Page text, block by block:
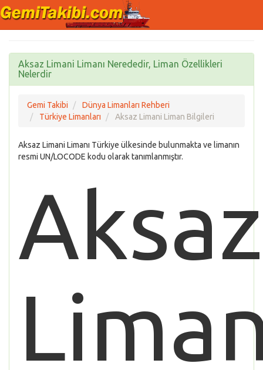
Aksaz Limani Limanı Nerededir, Liman Özellikleri
Nelerdir
Gemi Takibi
Dünya Limanları Rehberi
Türkiye Limanları
Aksaz Limani Liman Bilgileri
Aksaz Limani Limanı Türkiye ülkesinde bulunmakta ve limanın
resmi UN/LOCODE kodu olarak tanımlanmıştır.
Aksaz